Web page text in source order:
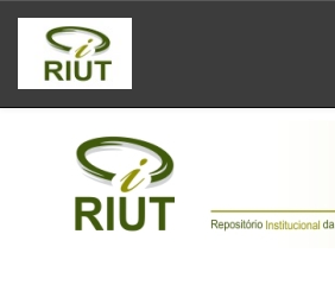
Skip
navigation